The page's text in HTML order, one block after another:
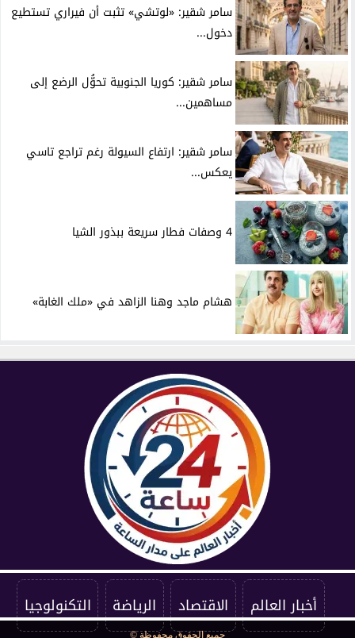
سامر شقير: «لوتشي» تثبت أن فيراري تستطيع
دخول...
سامر شقير: كوريا الجنوبية تحوُّل الرضع إلى
مساهمين...
سامر شقير: ارتفاع السيولة رغم تراجع تاسي
يعكس...
4 وصفات فطار سريعة ببذور الشيا
هشام ماجد وهنا الزاهد في «ملك الغابة»
أخبار العالم الاقتصاد الرياضة التكنولوجيا
جميع الحقوق محفوظة ©